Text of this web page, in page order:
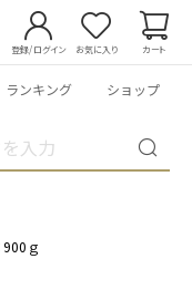
登録/ログイン お気に入り カート
ランキング ショップ
ｇ